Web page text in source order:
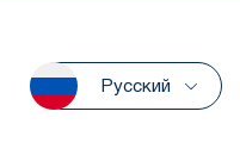
Русский